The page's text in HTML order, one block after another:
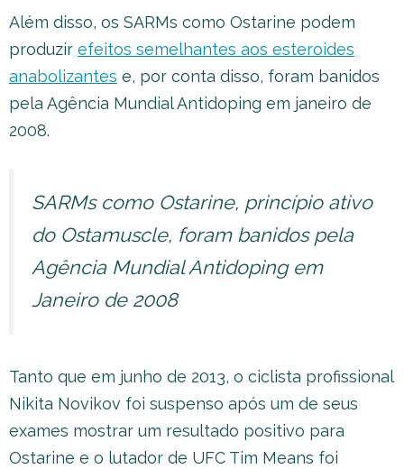
Além disso, os SARMs como Ostarine podem
produzir efeitos semelhantes aos esteroides
anabolizantes e, por conta disso, foram banidos
pela Agência Mundial Antidoping em janeiro de
2008.
SARMs como Ostarine, princípio ativo
do Ostamuscle, foram banidos pela
Agência Mundial Antidoping em
Janeiro de 2008
Tanto que em junho de 2013, o ciclista profissional
Nikita Novikov foi suspenso após um de seus
exames mostrar um resultado positivo para
Ostarine e o lutador de UFC Tim Means foi